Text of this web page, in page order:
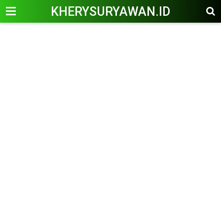
KHERYSURYAWAN.ID